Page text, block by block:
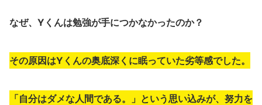
なぜ、Yくんは勉強が手につかなかったのか？
その原因はYくんの奥底深くに眠っていた劣等感でした。
「自分はダメな人間である。」という思い込みが、努力を